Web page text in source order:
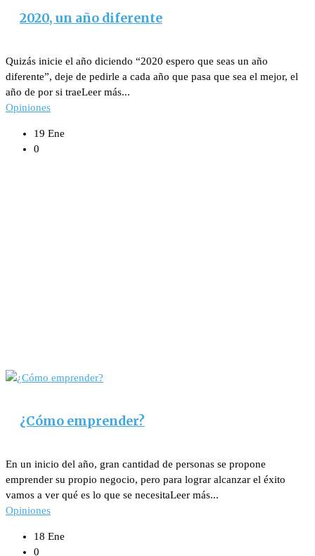
2020, un año diferente
Quizás inicie el año diciendo “2020 espero que seas un año
diferente”, deje de pedirle a cada año que pasa que sea el mejor, el
año de por si traeLeer más...
Opiniones
19 Ene
0
¿Cómo emprender?
En un inicio del año, gran cantidad de personas se propone
emprender su propio negocio, pero para lograr alcanzar el éxito
vamos a ver qué es lo que se necesitaLeer más...
Opiniones
18 Ene
0